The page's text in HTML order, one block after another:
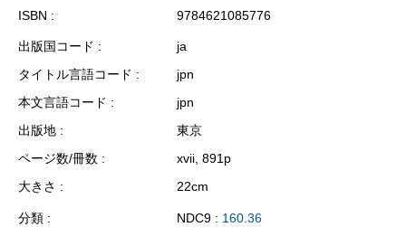
ISBN
9784621085776
出版国コード
ja
タイトル言語コード
jpn
本文言語コード
jpn
出版地
東京
ページ数/冊数
xvii, 891p
大きさ
22cm
分類 NDC9 : 160.36